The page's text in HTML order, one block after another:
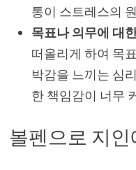
통이 스트레스의
목표나 의무에 대
떠올리게 하여 목
박감을 느끼는 심
한 책임감이 너무
볼펜으로 지